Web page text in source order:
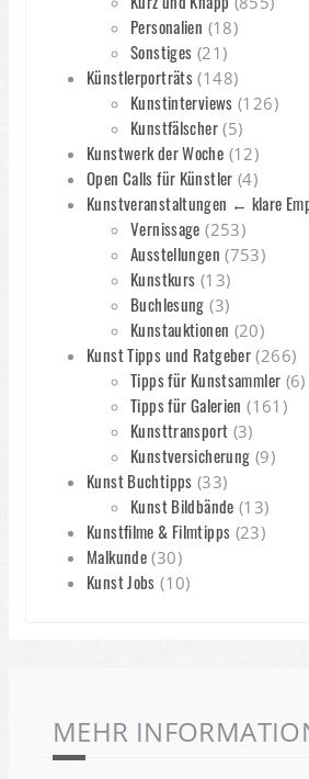
Personalien (18)
Sonstiges (21)
Künstlerporträts (148)
Kunstinterviews (126)
Kunstfälscher(5)
Kunstwerk der Woche (12)
Open Calls für Künstler (4)
Kunstveranstaltungen ← klare
Vernissage (253)
Ausstellungen (753)
Kunstkurs (13)
Buchlesung (3)
Kunstauktionen (20)
Kunst Tipps und Ratgeber (266)
Tipps für Kunstsammler (6)
Tipps für Galerien (161)
Kunsttransport (3)
Kunstversicherung (9)
Kunst Buchtipps (33)
Kunst Bildbände (13)
Kunstfilme & Filmtipps (23)
Malkunde (30)
Kunst Jobs (10)
MEHR